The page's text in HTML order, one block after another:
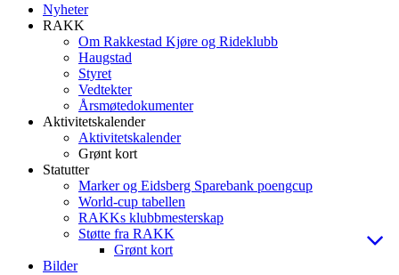
Nyheter
RAKK
Om Rakkestad Kjøre og Rideklubb
Haugstad
Styret
Vedtekter
Årsmøtedokumenter
Aktivitetskalender
Aktivitetskalender
Grønt kort
Statutter
Marker og Eidsberg Sparebank poengcup
World-cup tabellen
RAKKs klubbmesterskap
Støtte fra RAKK
Grønt kort
Bilder